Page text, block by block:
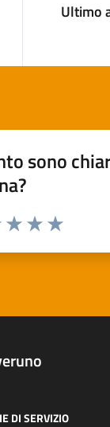
Ultimo
sono
DI SERVIZIO